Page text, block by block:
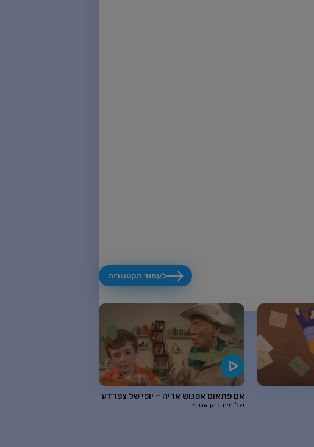
לעמוד הקטגוריה
אם פתאום אפגוש אריה – יופי של צפרדע
שלומית כהן אסיף